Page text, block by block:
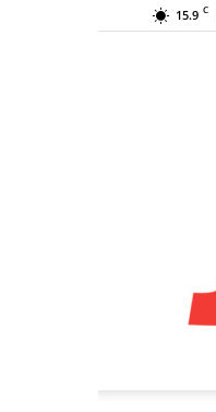
15.9 C